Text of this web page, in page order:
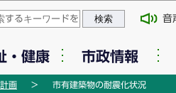
ジの本文へ移動
音
・健康 市政情報
画 市有建築物の耐震化状況